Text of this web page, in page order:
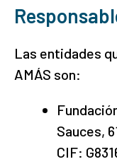
Las entidades
AMÁS son:
Sauces,
CIF: